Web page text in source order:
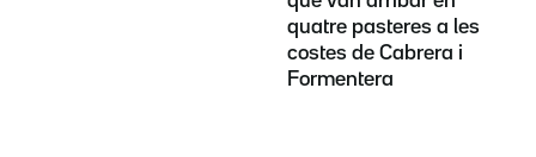
quatre pasteres a les
costes de Cabrera i
Formentera